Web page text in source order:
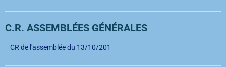
C.R. ASSEMBLÉES GÉNÉRALES
CR de l'assemblée du 13/10/201